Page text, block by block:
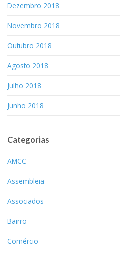
Dezembro 2018
Novembro 2018
Outubro 2018
Agosto 2018
Julho 2018
Junho 2018
Categorias
AMCC
Assembleia
Associados
Bairro
Comércio